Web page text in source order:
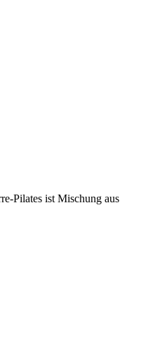
Pilates ist Mischung aus